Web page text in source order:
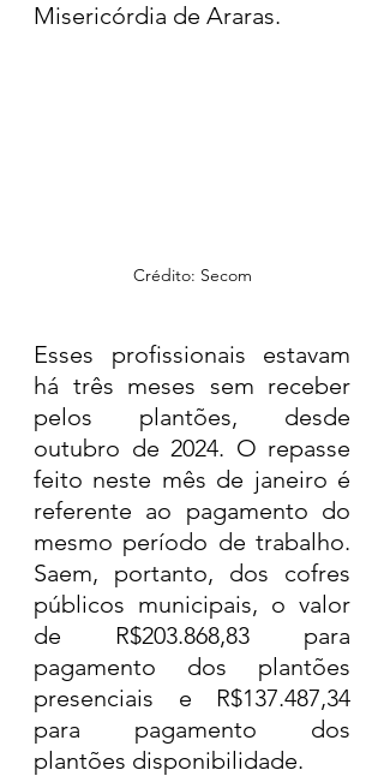
Misericórdia de Araras.
Crédito: Secom
Esses profissionais estavam
há três meses sem receber
pelos plantões, desde
outubro de 2024. O repasse
feito neste mês de janeiro é
referente ao pagamento do
mesmo período de trabalho.
Saem, portanto, dos cofres
públicos municipais, o valor
de R$203.868,83 para
pagamento dos plantões
presenciais e R$137.487,34
para pagamento dos
plantões disponibilidade.